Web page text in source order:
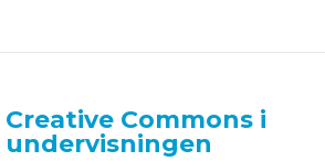
Creative Commons i
undervisningen